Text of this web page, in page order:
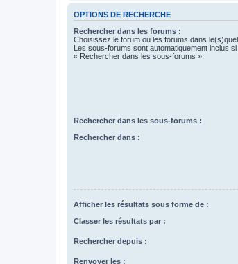
OPTIONS DE RECHERCHE
Rechercher dans les forums :
Choisissez le forum ou les forums dans
Les sous-forums sont automatiquement inclus
« Rechercher dans les sous-forums ».
Rechercher dans les sous-forums :
Rechercher dans :
Afficher les résultats sous forme de :
Classer les résultats par :
Rechercher depuis :
Renvoyer les :